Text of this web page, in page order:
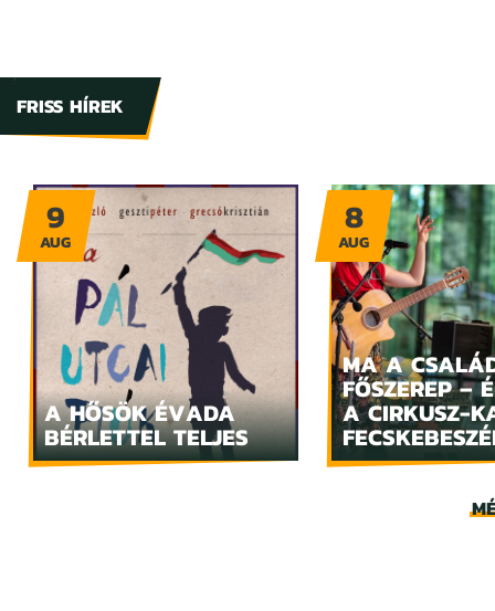
FRISS HÍREK
A HŐSÖK ÉVADA
BÉRLETTEL TELJES
9
AUG
MA A
FŐSZEREP –
A CIRKUSZ-
8
AUG